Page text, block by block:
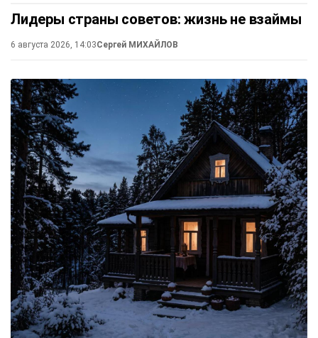
Лидеры страны советов: жизнь не взаймы
6 августа 2026, 14:03Сергей МИХАЙЛОВ